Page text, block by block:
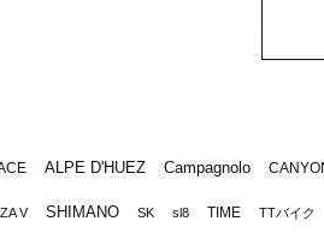
ALPE D'HUEZ Campagnolo
V SHIMANO SK sl8 TIME TTバイク